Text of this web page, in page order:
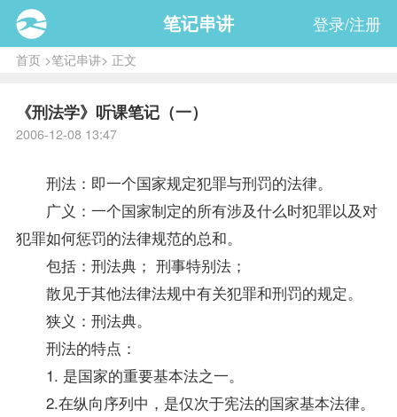
笔记串讲 登录/注册
首页>笔记串讲> 正文
《刑法学》听课笔记（一）
2006-12-08 13:47
刑法：即一个国家规定犯罪与刑罚的法律。
广义：一个国家制定的所有涉及什么时犯罪以及对
犯罪如何惩罚的法律规范的总和。
包括：刑法典； 刑事特别法；
散见于其他法律法规中有关犯罪和刑罚的规定。
狭义：刑法典。
刑法的特点：
1. 是国家的重要基本法之一。
2.在纵向序列中，是仅次于宪法的国家基本法律。